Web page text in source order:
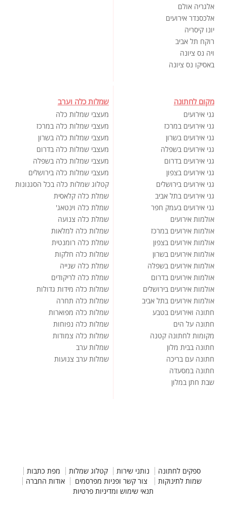
אלגריה אולם
אלכסנדר אירועים
יונו קיסריה
רוקח תל אביב
ויה נס ציונה
באסיקו נס ציונה
מקום לחתונה
גני אירועים
גני אירועים במרכז
גני אירועים בשרון
גני אירועים בשפלה
גני אירועים בדרום
גני אירועים בצפון
גני אירועים בירושלים
גני אירועים בתל אביב
גני אירועים בעמק חפר
אולמות אירועים
אולמות אירועים במרכז
אולמות אירועים בצפון
אולמות אירועים בשרון
אולמות אירועים בשפלה
אולמות אירועים בדרום
אולמות אירועים בירושלים
אולמות אירועים בתל אביב
חתונה ואירועים בטבע
חתונה על הים
מקומות לחתונה קטנה
חתונה בבית מלון
חתונה עם בריכה
חתונה במסעדה
שבת חתן במלון
שמלות כלה וערב
מעצבי שמלות כלה
מעצבי שמלות כלה במרכז
מעצבי שמלות כלה בשרון
מעצבי שמלות כלה בדרום
מעצבי שמלות כלה בשפלה
מעצבי שמלות כלה בירושלים
קטלוג שמלות כלה בכל הסגנונות
שמלת כלה קלאסית
שמלת כלה וינטאג'
שמלת כלה צנועה
שמלות כלה למלאות
שמלת כלה רומנטית
שמלות כלה חלקות
שמלת כלה שנייה
שמלת כלה לריקודים
שמלות כלה מידות גדולות
שמלות כלה תחרה
שמלות כלה מפוארות
שמלות כלה נפוחות
שמלות כלה צמודות
שמלות ערב
שמלות ערב צנועות
ספקים לחתונה נותני שירות קטלוג שמלות
מפת כתבות
שמות לתינוקות
צור קשר ופניות מפרסמים
אודות החברה
תנאי שימוש ומדיניות פרטיות